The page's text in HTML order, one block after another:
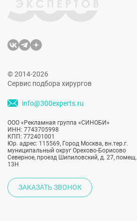
© 2014-2026
Сервис подбора хирургов
info@300experts.ru
ООО «Рекламная группа «СИНОБИ»
ИНН: 7743705998
КПП: 772401001
Юр. адрес: 115569, Город Москва, вн.тер.г.
муниципальный округ Орехово-Борисово
Северное, проезд Шипиловский, д. 27, помещ.
13Н
ЗАКАЗАТЬ ЗВОНОК